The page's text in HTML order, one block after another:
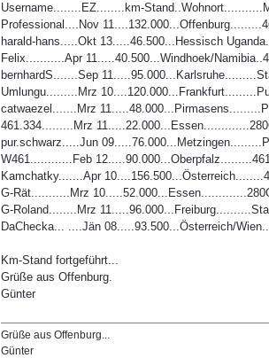
Username........EZ........km-
Professional....Nov
harald-hans.....Okt 13.....46.500...Hessisch
Felix...........Apr 11.....40.500...Windhoek/
bernhardS.......Sep
Umlungu.........Mrz
catwaezel.......Mrz
461.334.........Mrz
pur.schwarz.....Jun
W461............Feb
Kamchatky.......Apr
G-Rät...........Mrz
G-Roland........Mrz
DaChecka... ....Jän 08.....93.500...Österreich/
Km-Stand fortgeführt...
Grüße aus Offenburg.
Günter
Grüße aus Offenburg...
Günter